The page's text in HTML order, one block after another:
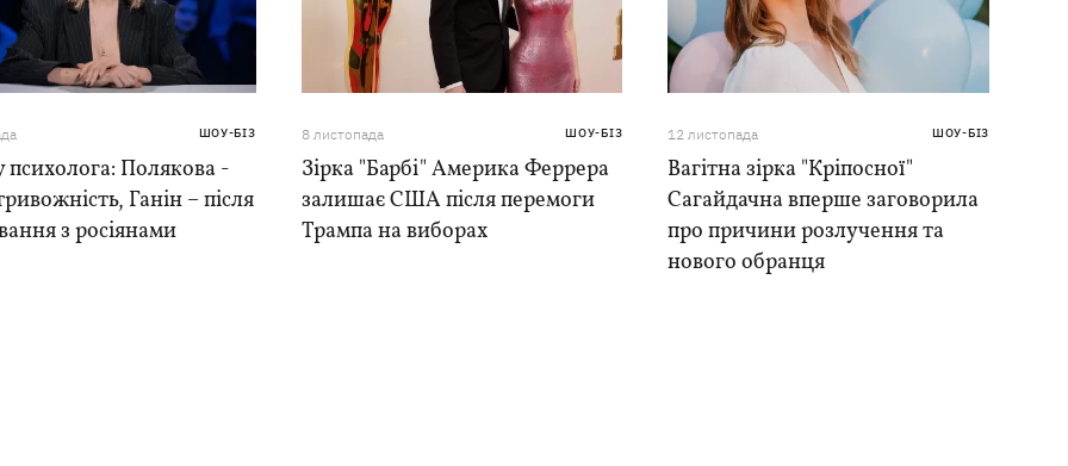
ШОУ-БІЗ
психолога: Полякова -
Ганін – після
з росіянами
8 листопада ШОУ-БІЗ
Зірка "Барбі" Америка Феррера
залишає США після перемоги
Трампа на виборах
12 листопада ШОУ-БІЗ
Вагітна зірка "Кріпосної"
Сагайдачна вперше заговорила
про причини розлучення та
нового обранця